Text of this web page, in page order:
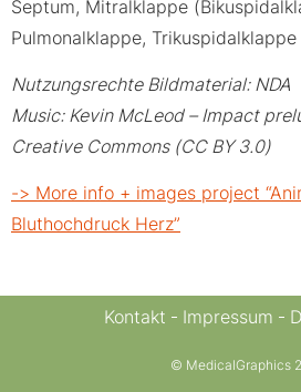
Septum, Mitralklappe
Pulmonalklappe,
Nutzungsrechte Bildmaterial: NDA
Music: Kevin McLeod – Impact
Creative Commons (CC BY 3.0)
-> More info + images project
Bluthochdruck Herz”
Kontakt Impressum
© MedicalGraphics